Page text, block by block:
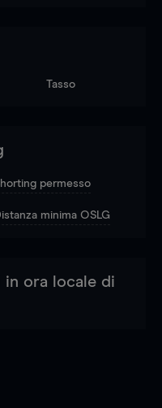
Tasso
permesso
minima OSLG
ora locale di